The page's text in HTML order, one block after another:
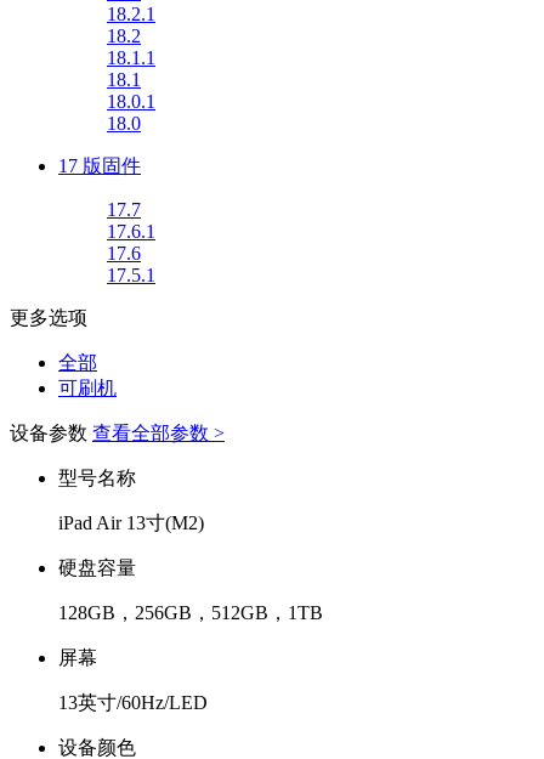
18.2.1
18.2
18.1.1
18.1
18.0.1
18.0
17 版固件
17.7
17.6.1
17.6
17.5.1
更多选项
全部
可刷机
设备参数 查看全部参数 >
型号名称
iPad Air 13寸(M2)
硬盘容量
128GB，256GB，512GB，1TB
屏幕
13英寸/60Hz/LED
设备颜色